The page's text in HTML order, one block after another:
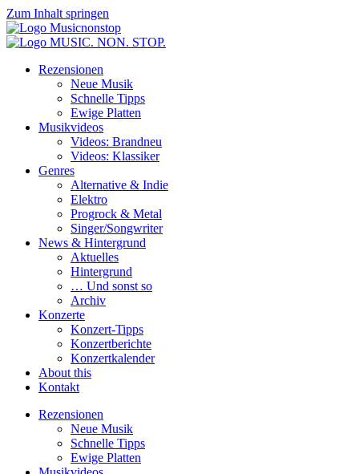
Zum Inhalt springen
Rezensionen
Neue Musik
Schnelle Tipps
Ewige Platten
Musikvideos
Videos: Brandneu
Videos: Klassiker
Genres
Alternative & Indie
Elektro
Progrock & Metal
Singer/Songwriter
News & Hintergrund
Aktuelles
Hintergrund
… Und sonst so
Archiv
Konzerte
Konzert-Tipps
Konzertberichte
Konzertkalender
About this
Kontakt
Rezensionen
Neue Musik
Schnelle Tipps
Ewige Platten